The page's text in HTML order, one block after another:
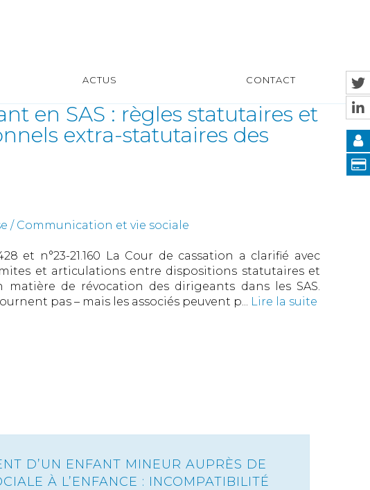
ACTUS CONTACT
en SAS : règles statutaires et
extra-statutaires des
/ Communication et vie sociale
et n°23-21.160 La Cour de cassation a clarifié avec
et articulations entre dispositions statutaires et
matière de révocation des dirigeants dans les SAS.
pas – mais les associés peuvent p... Lire la suite
D’UN ENFANT MINEUR AUPRÈS DE
À L’ENFANCE : INCOMPATIBILITÉ